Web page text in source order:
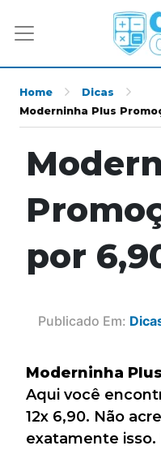
Home
Dicas
Moderninha Plus
por
Publicado Em:
Moderninha
Aqui você
12x 6,90. Não
exatamente